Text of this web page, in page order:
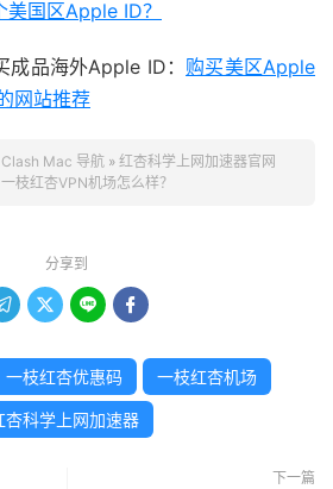
国区Apple ID？
品海外Apple ID： 购买美区Apple
网站推荐
Clash Mac 导航» 红杏科学上网加速器官网
枝红杏VPN机场怎么样？
分享到
  
一枝红杏优惠码 一枝红杏机场
杏科学上网加速器
下一篇